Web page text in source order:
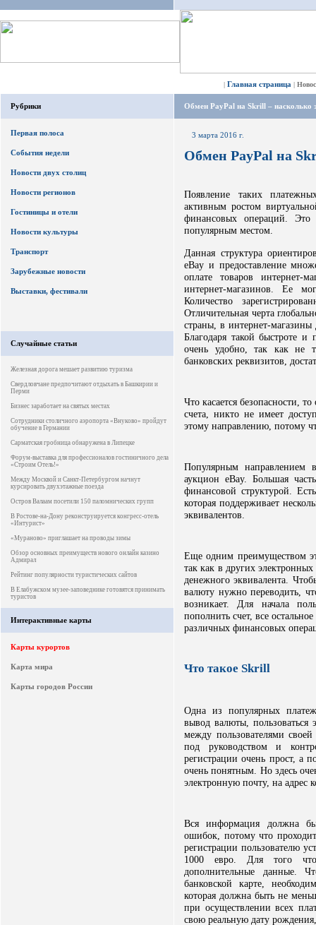
| Главная страница |
Рубрики
Первая полоса
События недели
Новости двух столиц
Новости регионов
Гостиницы и отели
Новости культуры
Транспорт
Зарубежные новости
Выставки, фестивали
Случайные статьи
Железная дорога мешает развитию туризма
Свердловчане предпочитают отдыхать в Башкирии и
Перми
Бизнес заработает на святых местах
Сотрудники столичного аэропорта «Внуково» пройдут
обучение в Германии
Сарматская гробница обнаружена в Липецке
Форум-выставка для профессионалов гостиничного дела
«Строим Отель!»
Между Москвой и Санкт-Петербургом начнут
курсировать двухэтажные поезда
Остров Валаам посетили 150 паломнических групп
В Ростове-на-Дону реконструируется конгресс-отель
«Интурист»
«Мураново» приглашает на проводы зимы
Обзор основных преимуществ нового онлайн казино
Адмирал
Рейтинг популярности туристических сайтов
В Елабужском музее-заповеднике готовятся принимать
туристов
Интерактивные карты
Карты курортов
Карта мира
Карты городов России
Обмен PayPal на Skrill – насколько
3 марта 2016 г.
Обмен PayPal на
Появление таких
активным ростом
финансовых операций.
популярным местом.
Данная структура
eBay и предоставление
оплате товаров интернет-
интернет-магазинов. Ее
Количество
Отличительная черта
страны, в интернет-магазины
Благодаря такой быстроте и
очень удобно, так как не
банковских реквизитов,
Что касается безопасности,
счета, никто не имеет
этому направлению, потому
Популярным направлением
аукцион eBay. Большая
финансовой структурой.
которая поддерживает
эквивалентов.
Еще одним преимуществом
так как в других
денежного эквивалента.
валюту нужно переводить,
возникает. Для начала
пополнить счет, все
различных финансовых
Что такое Skrill
Одна из популярных
вывод валюты,
между пользователями
под руководством и
регистрации очень прост, а
очень понятным. Но здесь
электронную почту, на адрес
Вся информация должна
ошибок, потому что
регистрации пользователю
1000 евро. Для того
дополнительные данные.
банковской карте,
которая должна быть не
при осуществлении всех
свою реальную дату